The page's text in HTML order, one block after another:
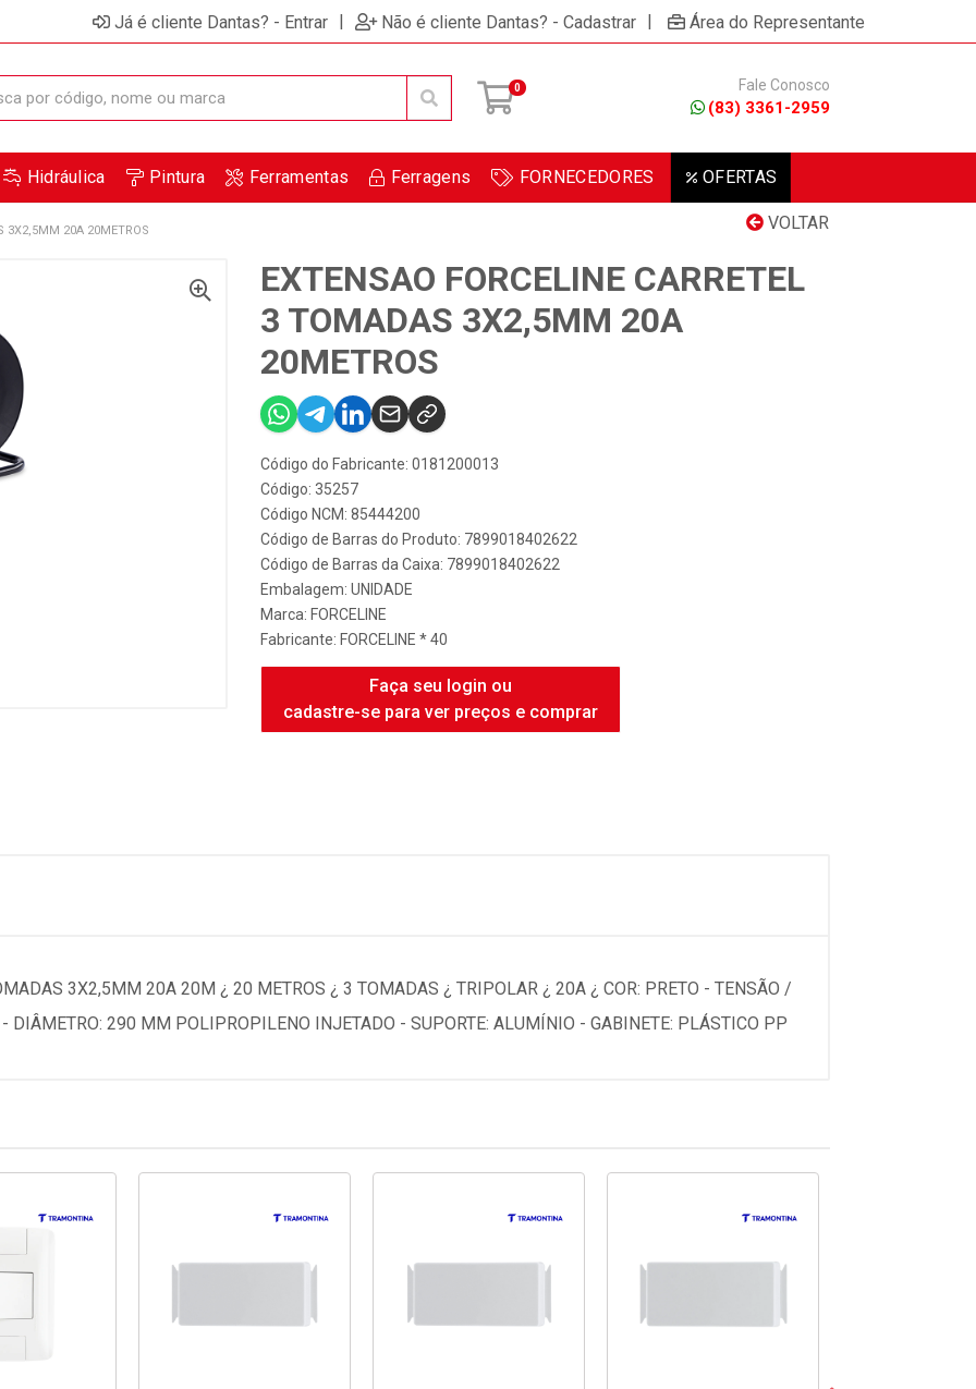
Já é cliente Dantas? - Entrar | Não é cliente Dantas? - Cadastrar | Área do Representante
0 Fale Conosco
(83) 3361-2959
Hidráulica Pintura Ferramentas Ferragens FORNECEDORES OFERTAS
VOLTAR
3X2,5MM 20A 20METROS
EXTENSAO FORCELINE CARRETEL
3 TOMADAS 3X2,5MM 20A
20METROS
Código do Fabricante: 0181200013
Código: 35257
Código NCM: 85444200
Código de Barras do Produto: 7899018402622
Código de Barras da Caixa: 7899018402622
Embalagem: UNIDADE
Marca: FORCELINE
Fabricante: FORCELINE * 40
Faça seu login ou
cadastre-se para ver preços e comprar
3X2,5MM 20A 20M ¿ 20 METROS ¿ 3 TOMADAS ¿ TRIPOLAR ¿ 20A ¿ COR: PRETO - TENSÃO /
290 MM POLIPROPILENO INJETADO - SUPORTE: ALUMÍNIO - GABINETE: PLÁSTICO PP